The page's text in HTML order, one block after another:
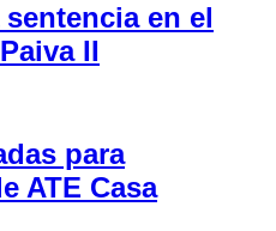
en el
II
para
ATE Casa